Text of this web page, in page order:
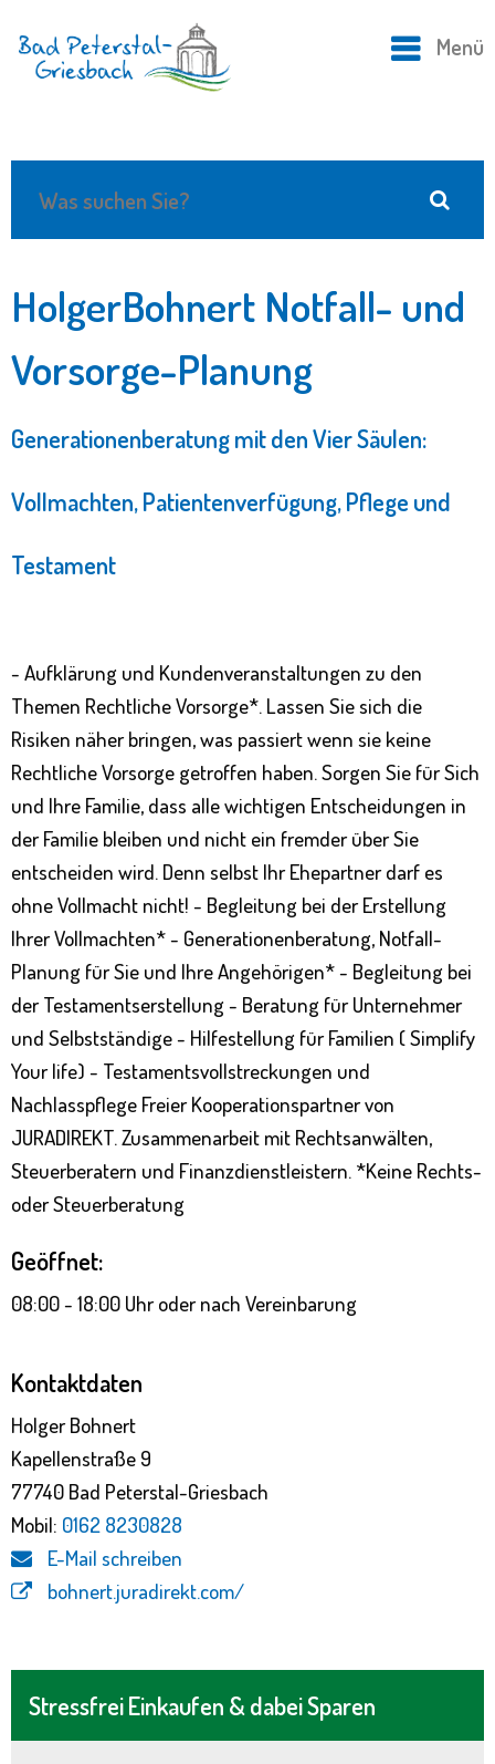
Menü
Stressfrei Einkaufen & dabei Sparen
HolgerBohnert Notfall- und
Vorsorge-Planung
Generationenberatung mit den Vier Säulen:
Vollmachten, Patientenverfügung, Pflege und
Testament
- Aufklärung und Kundenveranstaltungen zu den
Themen Rechtliche Vorsorge*. Lassen Sie sich die
Risiken näher bringen, was passiert wenn sie keine
Rechtliche Vorsorge getroffen haben. Sorgen Sie für Sich
und Ihre Familie, dass alle wichtigen Entscheidungen in
der Familie bleiben und nicht ein fremder über Sie
entscheiden wird. Denn selbst Ihr Ehepartner darf es
ohne Vollmacht nicht! - Begleitung bei der Erstellung
Ihrer Vollmachten* - Generationenberatung, Notfall-
Planung für Sie und Ihre Angehörigen* - Begleitung bei
der Testamentserstellung - Beratung für Unternehmer
und Selbstständige - Hilfestellung für Familien ( Simplify
Your life) - Testamentsvollstreckungen und
Nachlasspflege Freier Kooperationspartner von
JURADIREKT. Zusammenarbeit mit Rechtsanwälten,
Steuerberatern und Finanzdienstleistern. *Keine Rechts-
oder Steuerberatung
Geöffnet:
08:00 - 18:00 Uhr oder nach Vereinbarung
Kontaktdaten
Holger Bohnert
Kapellenstraße 9
77740 Bad Peterstal-Griesbach
Mobil: 0162 8230828
E-Mail schreiben
bohnert.juradirekt.com/